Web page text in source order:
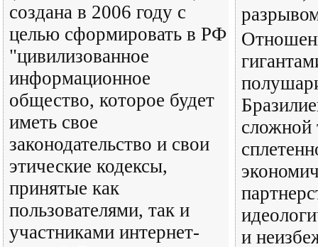
создана в 2006 году с
целью сформировать в РФ
"цивилизованное
информационное
общество, которое будет
иметь свое
законодательство и свои
этические кодексы,
принятые как
пользователями, так и
участниками интернет-
сложной
и